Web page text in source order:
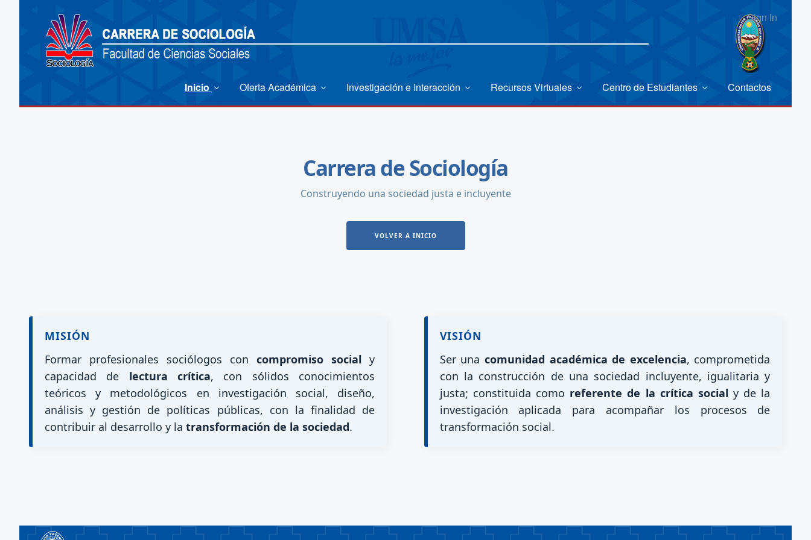
Sign In
Inicio Oferta Académica Investigación e Interacción Recursos Virtuales Centro de Estudiantes Contactos
Carrera de Sociología
Construyendo una sociedad justa e incluyente
VOLVER A INICIO
MISIÓN
Formar profesionales sociólogos concompromiso social y
capacidad de lectura crítica, con sólidos conocimientos
teóricos y metodológicos en investigación social, diseño,
análisis y gestión de políticas públicas, con la finalidad de
contribuir al desarrollo y la transformación de la sociedad.
VISIÓN
Ser una comunidad académica de excelencia, comprometida
con la construcción de una sociedad incluyente, igualitaria y
justa; constituida como referente de la crítica social y de la
investigación aplicada para acompañar los procesos de
transformación social.